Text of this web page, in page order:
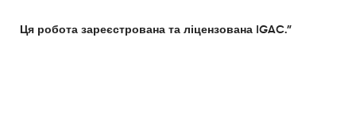
Ця робота зареєстрована та ліцензована IGAC.”